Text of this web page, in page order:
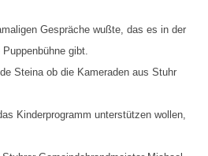
Gespräche wußte, das es in der
gibt.
Steina ob die Kameraden aus Stuhr
Kinderprogramm unterstützen wollen,